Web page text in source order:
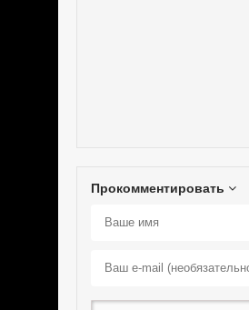
Прокомментировать